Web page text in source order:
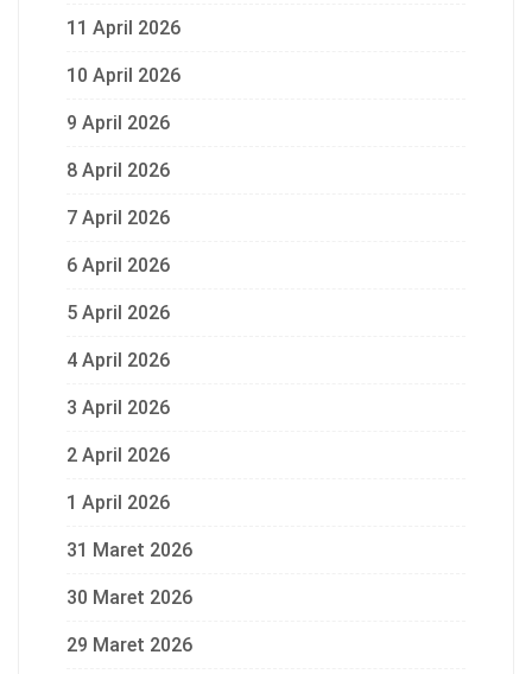
11 April 2026
10 April 2026
9 April 2026
8 April 2026
7 April 2026
6 April 2026
5 April 2026
4 April 2026
3 April 2026
2 April 2026
1 April 2026
31 Maret 2026
30 Maret 2026
29 Maret 2026